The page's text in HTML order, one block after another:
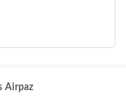
Airpaz